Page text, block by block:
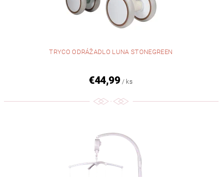
TRYCO ODRÁŽADLO LUNA STONEGREEN
€44,99 / ks